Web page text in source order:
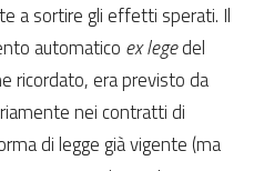
a sortire gli effetti sperati. Il
automatico ex legedel
ricordato, era previsto da
nei contratti di
di legge già vigente (ma